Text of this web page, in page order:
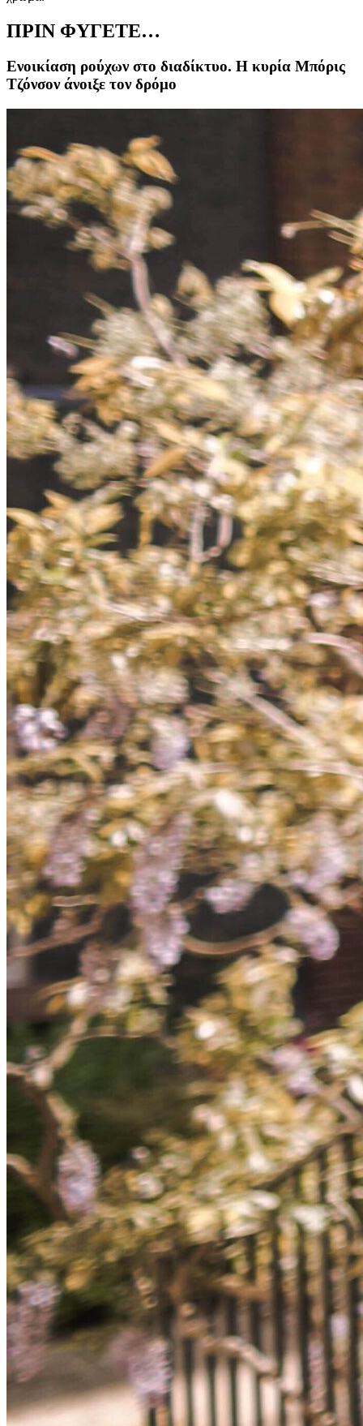
ΠΡΙΝ ΦΥΓΕΤΕ…
Ενοικίαση ρούχων στο διαδίκτυο. Η κυρία Μπόρις
Τζόνσον άνοιξε τον δρόμο